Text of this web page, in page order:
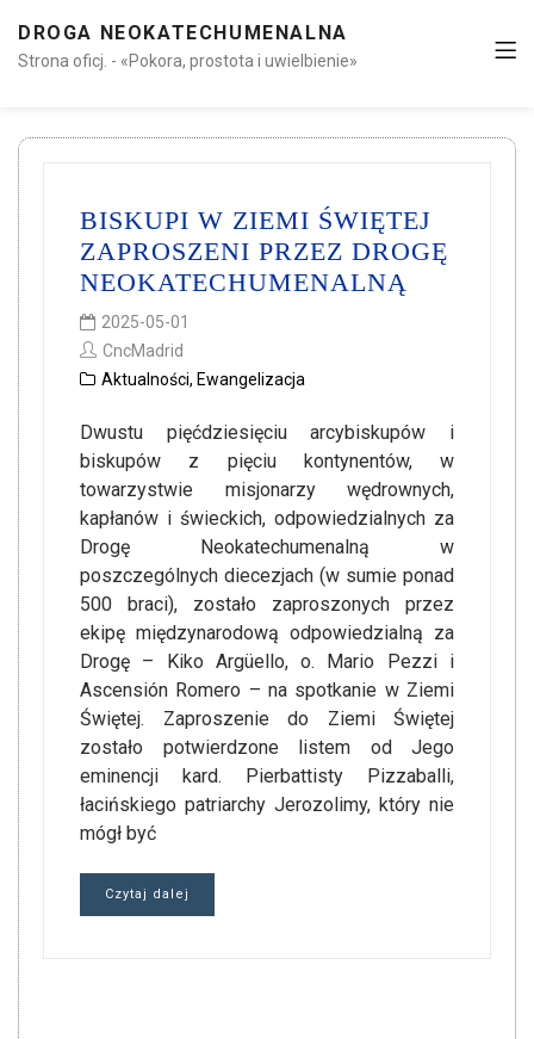
DROGA NEOKATECHUMENALNA
Strona oficj. - «Pokora, prostota i uwielbienie»
BISKUPI W ZIEMI ŚWIĘTEJ
ZAPROSZENI PRZEZ DROGĘ
NEOKATECHUMENALNĄ
2025-05-01
CncMadrid
Aktualności, Ewangelizacja
Dwustu pięćdziesięciu arcybiskupów i
biskupów z pięciu kontynentów, w
towarzystwie misjonarzy wędrownych,
kapłanów i świeckich, odpowiedzialnych za
Drogę Neokatechumenalną w
poszczególnych diecezjach (w sumie ponad
500 braci), zostało zaproszonych przez
ekipę międzynarodową odpowiedzialną za
Drogę – Kiko Argüello, o. Mario Pezzi i
Ascensión Romero – na spotkanie w Ziemi
Świętej. Zaproszenie do Ziemi Świętej
zostało potwierdzone listem od Jego
eminencji kard. Pierbattisty Pizzaballi,
łacińskiego patriarchy Jerozolimy, który nie
mógł być
Czytaj dalej